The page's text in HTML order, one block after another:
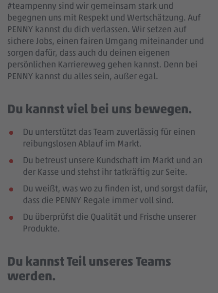
#teampenny sind wir gemeinsam stark und
begegnen uns mit Respekt und Wertschätzung. Auf
PENNY kannst du dich verlassen. Wir setzen auf
sichere Jobs, einen fairen Umgang miteinander und
sorgen dafür, dass auch du deinen eigenen
persönlichen Karriereweg gehen kannst. Denn bei
PENNY kannst du alles sein, außer egal.
Du kannst viel bei uns bewegen.
Du unterstützt das Team zuverlässig für einen
reibungslosen Ablauf im Markt.
Du betreust unsere Kundschaft im Markt und an
der Kasse und stehst ihr tatkräftig zur Seite.
Du weißt, was wo zu finden ist, und sorgst dafür,
dass die PENNY Regale immer voll sind.
Du überprüfst die Qualität und Frische unserer
Produkte.
Du kannst Teil unseres Teams
werden.